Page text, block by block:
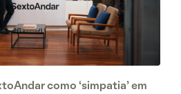
como ‘simpatia’ em